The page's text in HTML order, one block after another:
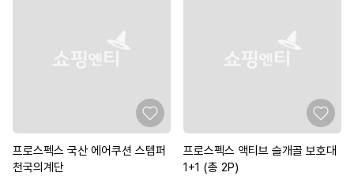
프로스펙스 국산 에어쿠션 스텝퍼
천국의계단
프로스펙스 액티브 슬개골 보호대
1+1 (총 2P)